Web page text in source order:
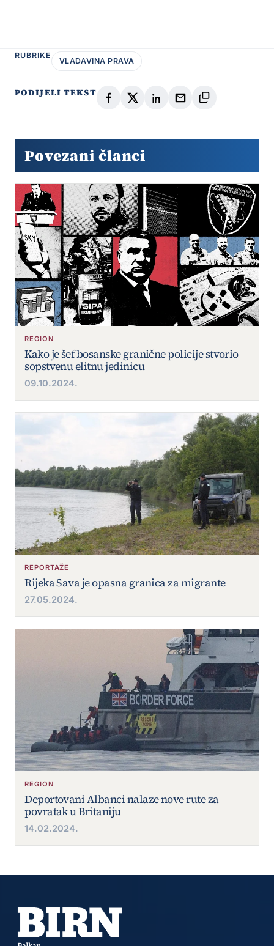
RUBRIKE
VLADAVINA PRAVA
PODIJELI TEKST
Povezani članci
REGION
Kako je šef bosanske granične policije stvorio
sopstvenu elitnu jedinicu
09.10.2024.
REPORTAŽE
Rijeka Sava je opasna granica za migrante
27.05.2024.
REGION
Deportovani Albanci nalaze nove rute za
povratak u Britaniju
14.02.2024.